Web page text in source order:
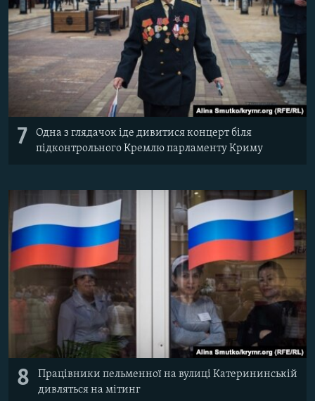
7
Одна з глядачок іде дивитися концерт біля
підконтрольного Кремлю парламенту Криму
8
Працівники пельменної на вулиці Катерининській
дивляться на мітинг